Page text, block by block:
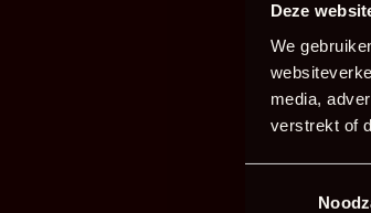
Deze
We
media,
verstrekt of